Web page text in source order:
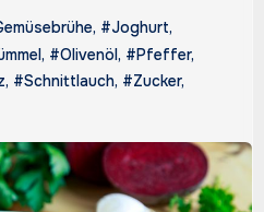
, #Joghurt,
, #Olivenöl, #Pfeffer,
, #Schnittlauch, #Zucker,